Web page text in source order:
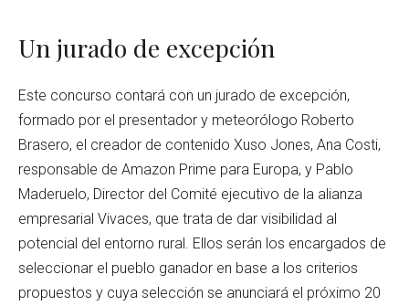
Un jurado de excepción
Este concurso contará con un jurado de excepción,
formado por el presentador y meteorólogo Roberto
Brasero, el creador de contenido Xuso Jones, Ana Costi,
responsable de Amazon Prime para Europa, y Pablo
Maderuelo, Director del Comité ejecutivo de la alianza
empresarial Vivaces, que trata de dar visibilidad al
potencial del entorno rural. Ellos serán los encargados de
seleccionar el pueblo ganador en base a los criterios
propuestos y cuya selección se anunciará el próximo 20